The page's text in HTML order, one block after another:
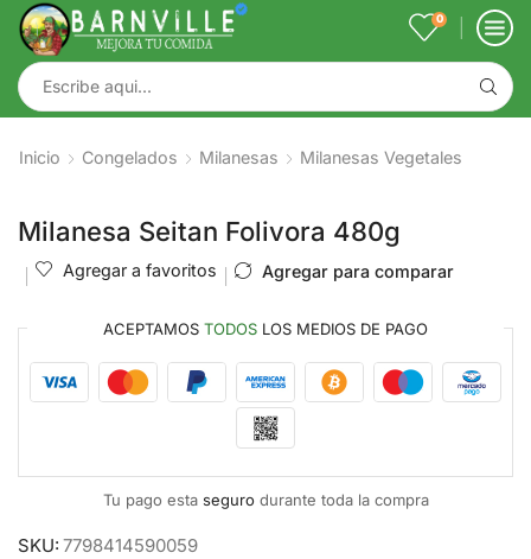
0
Inicio Congelados Milanesas Milanesas Vegetales
Milanesa Seitan Folivora 480g
Agregar a favoritos Agregar para comparar
ACEPTAMOS TODOS LOS MEDIOS DE PAGO
Tu pago esta segurodurante toda la compra
SKU: 7798414590059